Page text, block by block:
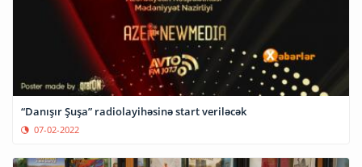
“Danışır Şuşa” radiolayihəsinə start veriləcək
07-02-2022